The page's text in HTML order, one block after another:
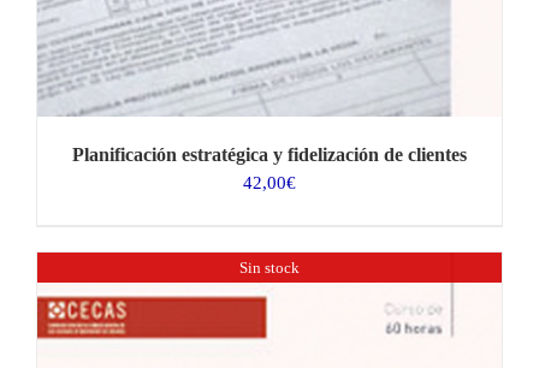
Planificación estratégica y fidelización de clientes
42,00€
Sin stock